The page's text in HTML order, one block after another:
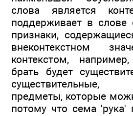
слова является
поддерживает в слове
признаки,
внеконтекстном
контекстом,
брать будет
существительные,
предметы, которые
потому что сема 'рука'